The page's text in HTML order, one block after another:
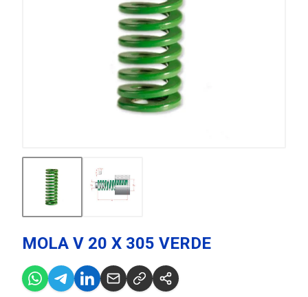
MOLA V 20 X 305 VERDE